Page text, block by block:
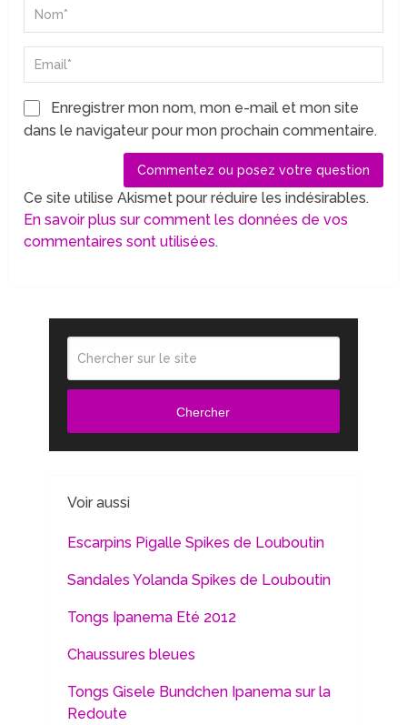
Enregistrer mon nom, mon e-mail et mon site
dans le navigateur pour mon prochain commentaire.
Ce site utilise Akismet pour réduire les indésirables.
En savoir plus sur comment les données de vos
commentaires sont utilisées.
Chercher
Voir aussi
Escarpins Pigalle Spikes de Louboutin
Sandales Yolanda Spikes de Louboutin
Tongs Ipanema Eté 2012
Chaussures bleues
Tongs Gisele Bundchen Ipanema sur la
Redoute